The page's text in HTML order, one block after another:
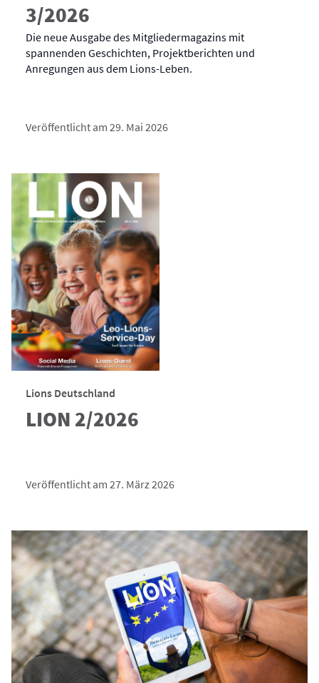
3/2026
Die neue Ausgabe des Mitgliedermagazins mit
spannenden Geschichten, Projektberichten und
Anregungen aus dem Lions-Leben.
Veröffentlicht am 29. Mai 2026
Lions Deutschland
LION 2/2026
Veröffentlicht am 27. März 2026